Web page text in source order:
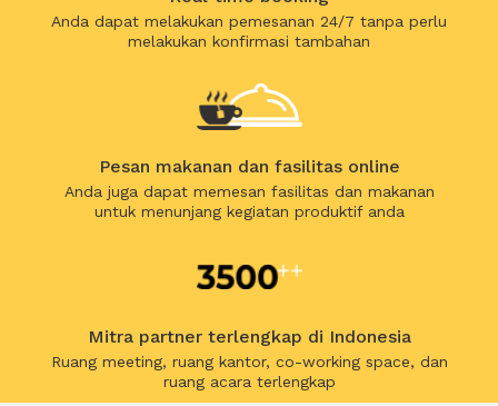
Anda dapat melakukan pemesanan 24/7 tanpa perlu
melakukan konfirmasi tambahan
Pesan makanan dan fasilitas online
Anda juga dapat memesan fasilitas dan makanan
untuk menunjang kegiatan produktif anda
Mitra partner terlengkap di Indonesia
Ruang meeting, ruang kantor, co-working space, dan
ruang acara terlengkap